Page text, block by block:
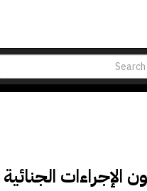
الجنائية